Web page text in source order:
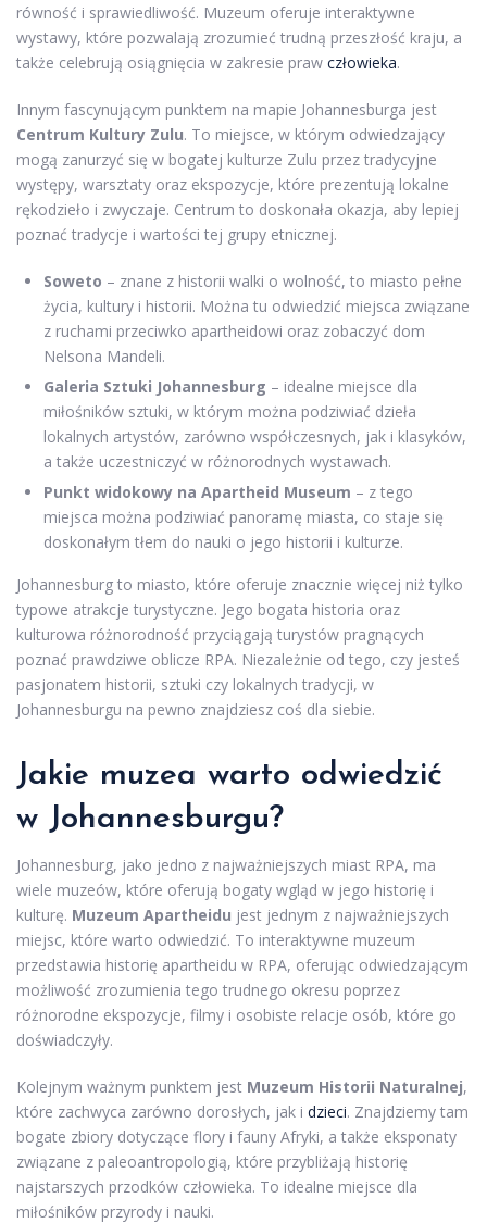
równość i sprawiedliwość. Muzeum oferuje interaktywne
wystawy, które pozwalają zrozumieć trudną przeszłość kraju, a
także celebrują osiągnięcia w zakresie praw człowieka.
Innym fascynującym punktem na mapie Johannesburga jest
Centrum Kultury Zulu. To miejsce, w którym odwiedzający
mogą zanurzyć się w bogatej kulturze Zulu przez tradycyjne
występy, warsztaty oraz ekspozycje, które prezentują lokalne
rękodzieło i zwyczaje. Centrum to doskonała okazja, aby lepiej
poznać tradycje i wartości tej grupy etnicznej.
Soweto – znane z historii walki o wolność, to miasto pełne
życia, kultury i historii. Można tu odwiedzić miejsca związane
z ruchami przeciwko apartheidowi oraz zobaczyć dom
Nelsona Mandeli.
Galeria Sztuki Johannesburg – idealne miejsce dla
miłośników sztuki, w którym można podziwiać dzieła
lokalnych artystów, zarówno współczesnych, jak i klasyków,
a także uczestniczyć w różnorodnych wystawach.
Punkt widokowy na Apartheid Museum – z tego
miejsca można podziwiać panoramę miasta, co staje się
doskonałym tłem do nauki o jego historii i kulturze.
Johannesburg to miasto, które oferuje znacznie więcej niż tylko
typowe atrakcje turystyczne. Jego bogata historia oraz
kulturowa różnorodność przyciągają turystów pragnących
poznać prawdziwe oblicze RPA. Niezależnie od tego, czy jesteś
pasjonatem historii, sztuki czy lokalnych tradycji, w
Johannesburgu na pewno znajdziesz coś dla siebie.
Jakie muzea warto odwiedzić
w Johannesburgu?
Johannesburg, jako jedno z najważniejszych miast RPA, ma
wiele muzeów, które oferują bogaty wgląd w jego historię i
kulturę. Muzeum Apartheidu jest jednym z najważniejszych
miejsc, które warto odwiedzić. To interaktywne muzeum
przedstawia historię apartheidu w RPA, oferując odwiedzającym
możliwość zrozumienia tego trudnego okresu poprzez
różnorodne ekspozycje, filmy i osobiste relacje osób, które go
doświadczyły.
Kolejnym ważnym punktem jest Muzeum Historii Naturalnej,
które zachwyca zarówno dorosłych, jak i dzieci. Znajdziemy tam
bogate zbiory dotyczące flory i fauny Afryki, a także eksponaty
związane z paleoantropologią, które przybliżają historię
najstarszych przodków człowieka. To idealne miejsce dla
miłośników przyrody i nauki.